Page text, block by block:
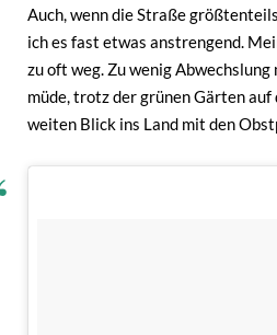
Auch, wenn die Straße
ich es fast etwas anstrengend.
zu oft weg. Zu wenig
müde, trotz der grünen Gärten auf
weiten Blick ins Land mit den